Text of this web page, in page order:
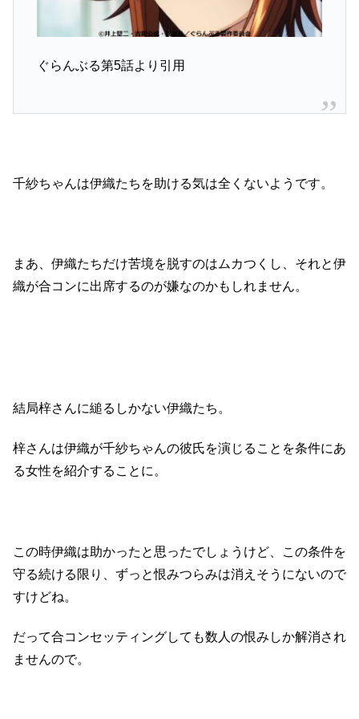
ぐらんぶる第5話より引用
千紗ちゃんは伊織たちを助ける気は全くないようです。
まあ、伊織たちだけ苦境を脱すのはムカつくし、それと伊
織が合コンに出席するのが嫌なのかもしれません。
結局梓さんに縋るしかない伊織たち。
梓さんは伊織が千紗ちゃんの彼氏を演じることを条件にあ
る女性を紹介することに。
この時伊織は助かったと思ったでしょうけど、この条件を
守る続ける限り、ずっと恨みつらみは消えそうにないので
すけどね。
だって合コンセッティングしても数人の恨みしか解消され
ませんので。